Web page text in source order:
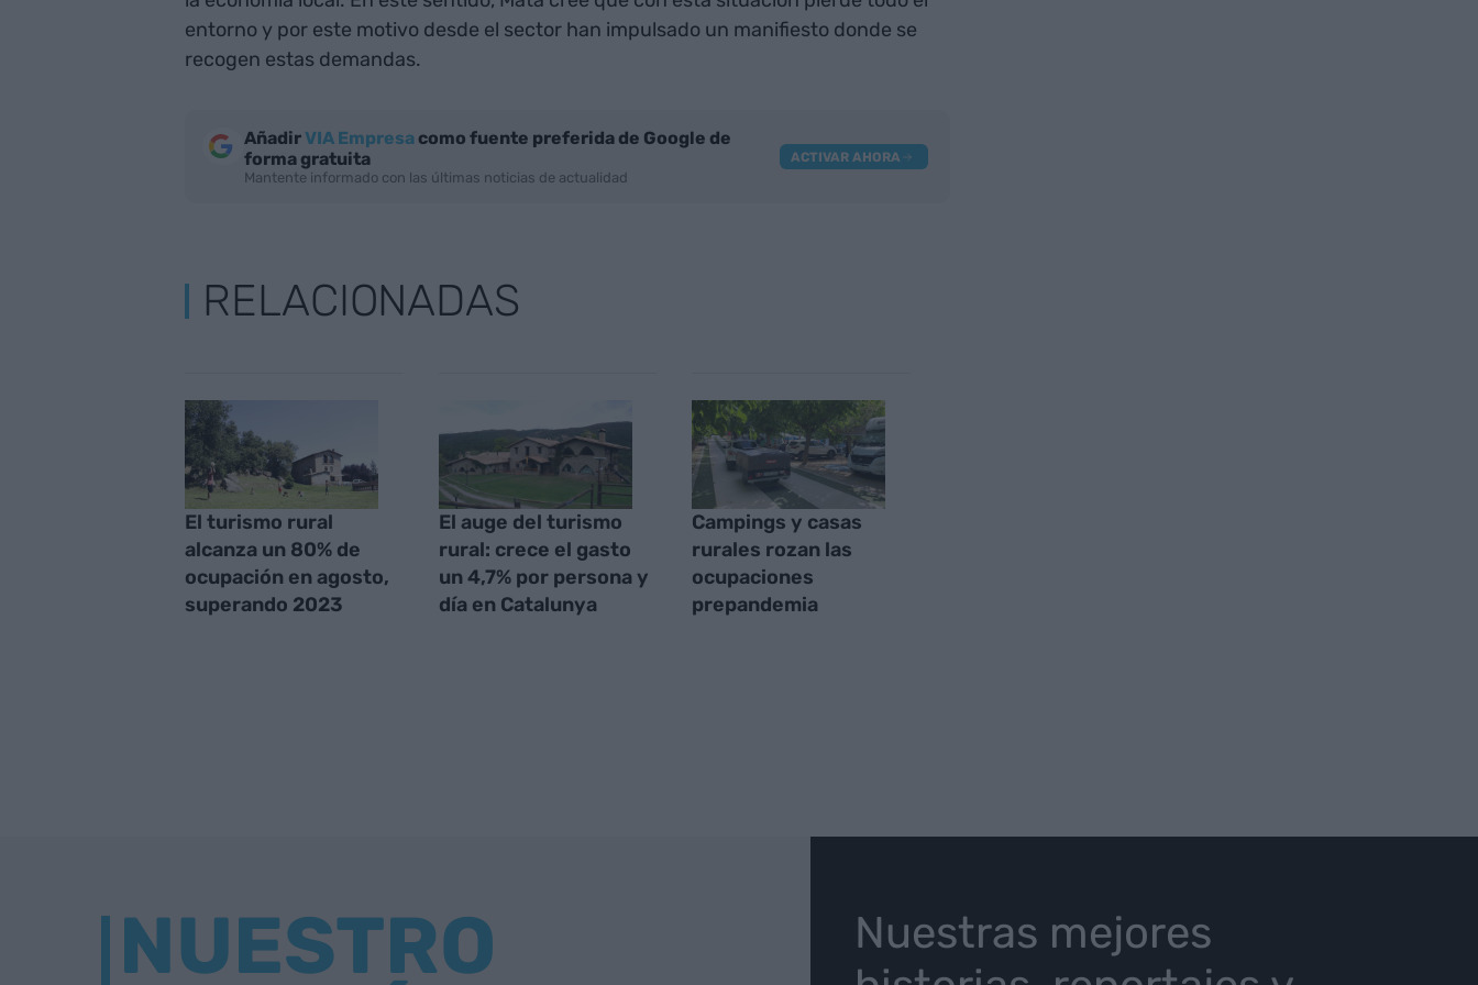
entorno y por este motivo desde el sector han impulsado un manifiesto donde se
recogen estas demandas.
AñadirVIA Empresacomo fuente preferida de Google de
forma gratuita
Mantente informado con las últimas noticias de actualidad
ACTIVAR AHORA
RELACIONADAS
El turismo rural
alcanza un 80% de
ocupación en agosto,
superando 2023
El auge del turismo
rural: crece el gasto
un 4,7% por persona y
día en Catalunya
Campings y casas
rurales rozan las
ocupaciones
prepandemia
NUESTRO
Nuestras mejores